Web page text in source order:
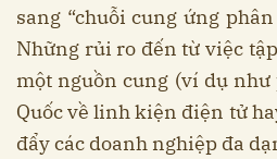
sang “chuỗi cung ứng
Những rủi ro đến từ việc
một nguồn cung (ví dụ
Quốc về linh kiện điện tử
đẩy các doanh nghiệp đa